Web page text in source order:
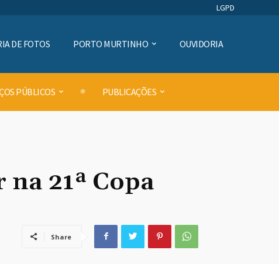
LGPD
DE FOTOS PORTO MURTINHO OUVIDORIA
PÚBLICOS PUBLICAÇÕES
21ª Copa
Share